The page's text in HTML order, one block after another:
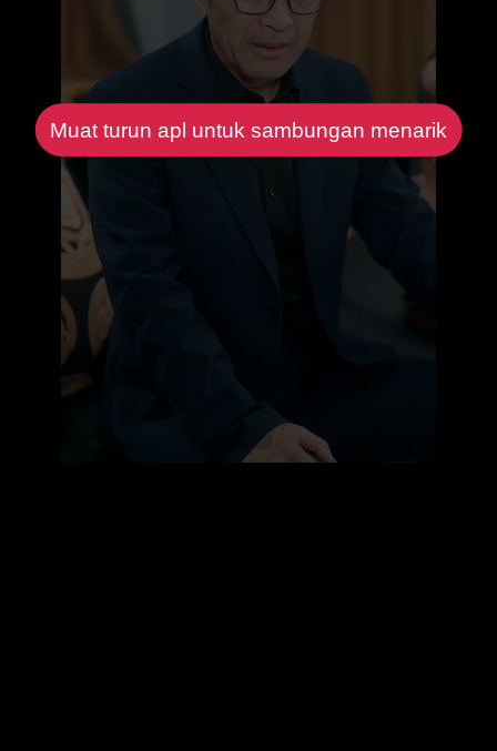
Muat turun apl untuk sambungan menarik